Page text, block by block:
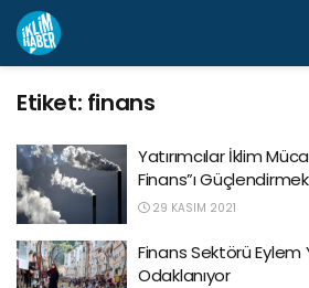
Etiket: finans
Yatırımcılar İklim
Finans”ı
29 KASIM 2021
Finans Sektörü Eylem
Odaklanıyor